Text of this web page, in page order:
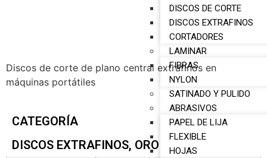
DISCOS DE CORTE
DISCOS EXTRAFINOS
CORTADORES
LAMINAR
FIBRAS
NYLON
SATINADO Y PULIDO
ABRASIVOS
PAPEL DE LIJA
FLEXIBLE
HOJAS
Discos de corte de plano central extrafinos en
máquinas portátiles
CATEGORÍA
DISCOS EXTRAFINOS, ORO